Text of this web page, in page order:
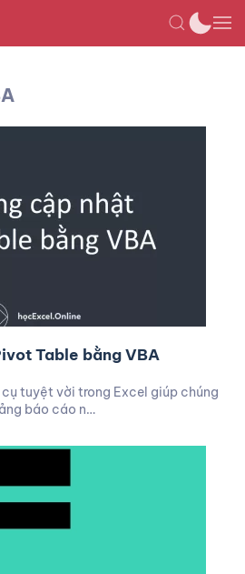
Table bằng VBA
tuyệt vời trong Excel giúp chúng
báo cáo n…